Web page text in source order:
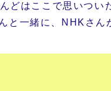
どはここで思いつい
と一緒に、NHKさん